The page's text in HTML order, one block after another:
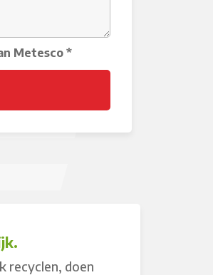
Metesco *
recyclen, doen